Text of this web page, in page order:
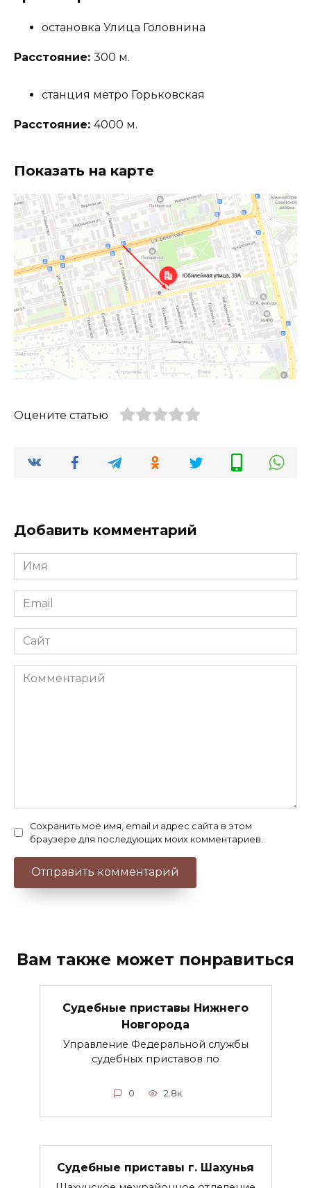
остановка Улица Головнина
Расстояние: 300 м.
станция метро Горьковская
Расстояние: 4000 м.
Показать на карте
Оцените статью
Добавить комментарий
Имя
*
Email
*
Сайт
Комментарий
Сохранить моё имя, email и адрес сайта в этом
браузере для последующих моих комментариев.
Вам также может понравиться
Судебные приставы Нижнего
Новгорода
Управление Федеральной службы
судебных приставов по
0 2.8к.
Судебные приставы г. Шахунья